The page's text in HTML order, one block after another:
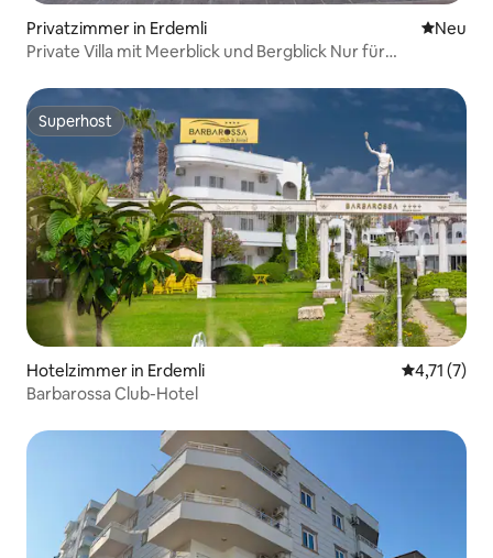
Privatzimmer in Erdemli Neue
Neu
Private Villa mit Meerblick und Bergblick Nur für
Superhost
Superhost
Hotelzimmer in Erdemli
4,71 (7)
Barbarossa Club-Hotel